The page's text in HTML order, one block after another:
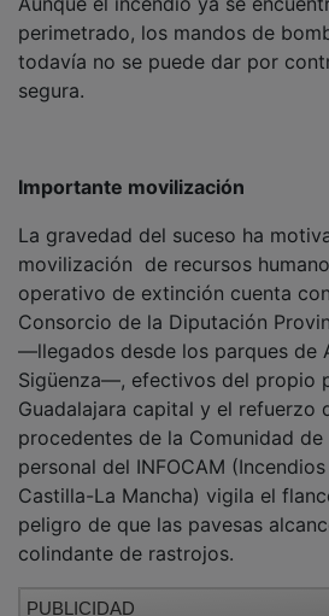
perimetrado, los mandos de
todavía no se puede dar por
segura.
movilización de recursos
operativo de extinción cuenta
Consorcio de la Diputación
—llegados desde los parques de
Sigüenza—, efectivos del propio
Guadalajara capital y el refuerzo
procedentes de la Comunidad de
personal del INFOCAM
Castilla-La Mancha) vigila el
peligro de que las pavesas
colindante de rastrojos.